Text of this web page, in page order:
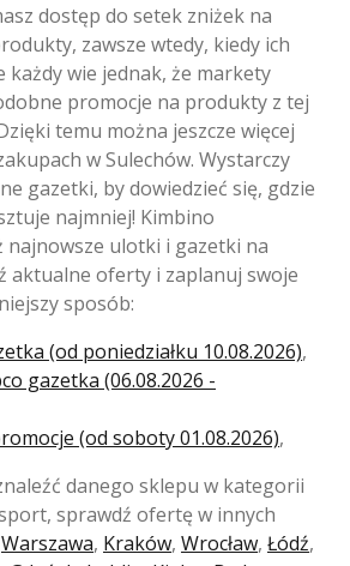
dostęp do setek zniżek na
zawsze wtedy, kiedy ich
każdy wie jednak, że markety
promocje na produkty z tej
temu można jeszcze więcej
w Sulechów. Wystarczy
gazetki, by dowiedzieć się, gdzie
najmniej! Kimbino
najnowsze ulotki i gazetki na
aktualne oferty i zaplanuj swoje
sposób:
(od poniedziałku 10.08.2026),
gazetka (06.08.2026 -
(od soboty 01.08.2026),
danego sklepu w kategorii
sprawdź ofertę w innych
Warszawa, Kraków, Wrocław, Łódź,